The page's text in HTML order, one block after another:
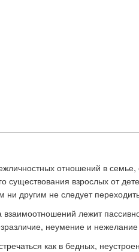
отношений в
существования взрослых от
ни другим не следует
взаимоотношений лежит
неумение и
как в бедных,